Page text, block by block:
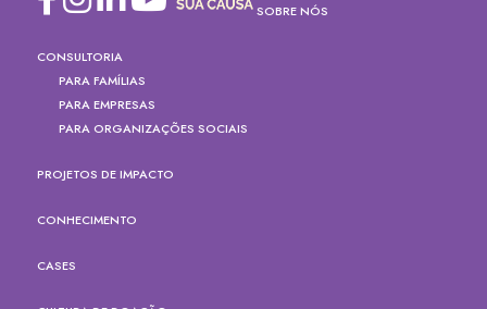
SOBRE NÓS
CONSULTORIA
PARA FAMÍLIAS
PARA EMPRESAS
PARA ORGANIZAÇÕES SOCIAIS
PROJETOS DE IMPACTO
CONHECIMENTO
CASES